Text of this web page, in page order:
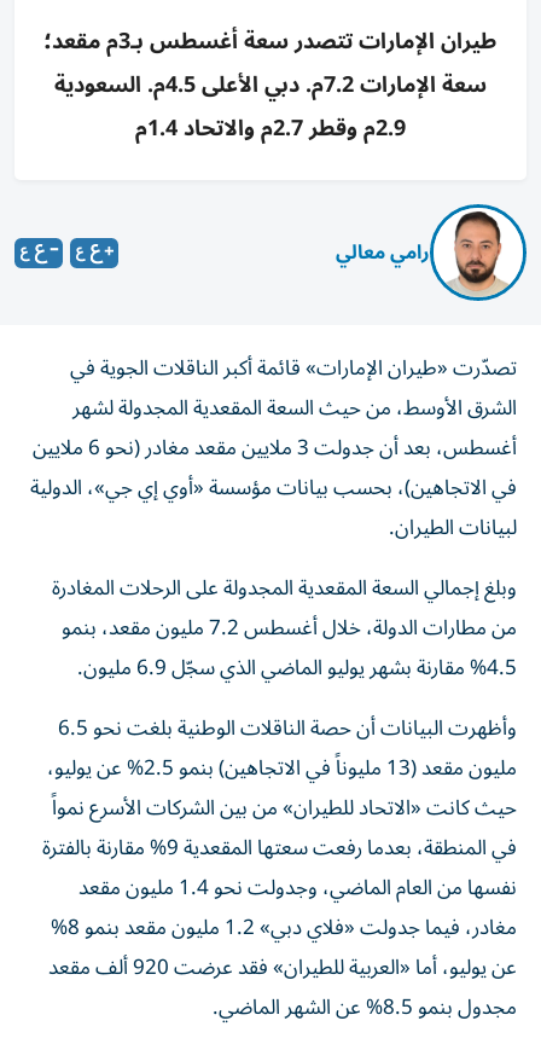
طيران الإمارات تتصدر سعة أغسطس بـ3م مقعد؛
سعة الإمارات 7.2م. دبي الأعلى 4.5م. السعودية
2.9م وقطر 2.7م والاتحاد 1.4م
رامي معالي
تصدّرت «طيران الإمارات» قائمة أكبر الناقلات الجوية في
الشرق الأوسط، من حيث السعة المقعدية المجدولة لشهر
أغسطس، بعد أن جدولت 3 ملايين مقعد مغادر (نحو 6 ملايين
في الاتجاهين)، بحسب بيانات مؤسسة «أوي إي جي»، الدولية
لبيانات الطيران.
وبلغ إجمالي السعة المقعدية المجدولة على الرحلات المغادرة
من مطارات الدولة، خلال أغسطس 7.2 مليون مقعد، بنمو
4.5% مقارنة بشهر يوليو الماضي الذي سجّل 6.9 مليون.
وأظهرت البيانات أن حصة الناقلات الوطنية بلغت نحو 6.5
مليون مقعد (13 مليوناً في الاتجاهين) بنمو 2.5% عن يوليو،
حيث كانت «الاتحاد للطيران» من بين الشركات الأسرع نمواً
في المنطقة، بعدما رفعت سعتها المقعدية 9% مقارنة بالفترة
نفسها من العام الماضي، وجدولت نحو 1.4 مليون مقعد
مغادر، فيما جدولت «فلاي دبي» 1.2 مليون مقعد بنمو 8%
عن يوليو، أما «العربية للطيران» فقد عرضت 920 ألف مقعد
مجدول بنمو 8.5% عن الشهر الماضي.